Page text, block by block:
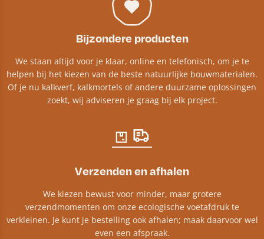
Bijzondere producten
We staan altijd voor je klaar, online en telefonisch, om je te
helpen bij het kiezen van de beste natuurlijke bouwmaterialen.
Of je nu kalkverf, kalkmortels of andere duurzame oplossingen
zoekt, wij adviseren je graag bij elk project.​
Verzenden en afhalen
We kiezen bewust voor minder, maar grotere
verzendmomenten om onze ecologische voetafdruk te
verkleinen. Je kunt je bestelling ook afhalen; maak daarvoor wel
even een afspraak.